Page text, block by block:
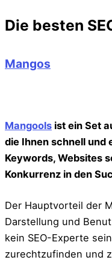
Die besten
Mangos
Mangools ist ein Set
die Ihnen schnell und
Keywords, Websites
Konkurrenz in den
Der Hauptvorteil der
Darstellung und
kein SEO-Experte
zurechtzufinden und